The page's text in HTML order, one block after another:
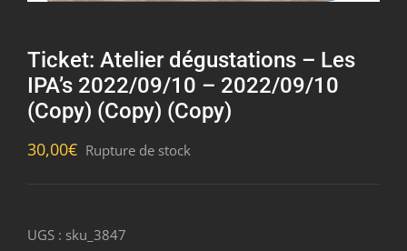
Ticket: Atelier dégustations – Les
IPA’s 2022/09/10 – 2022/09/10
(Copy) (Copy) (Copy)
30,00€ Rupture de stock
UGS : sku_3847